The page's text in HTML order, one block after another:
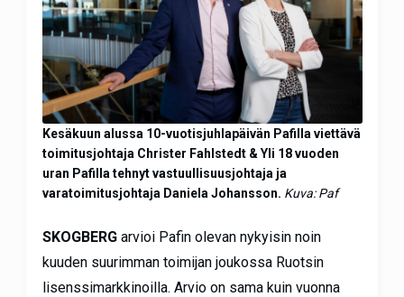
Kesäkuun alussa 10-vuotisjuhlapäivän Pafilla viettävä
toimitusjohtaja Christer Fahlstedt & Yli 18 vuoden
uran Pafilla tehnyt vastuullisuusjohtaja ja
varatoimitusjohtaja Daniela Johansson. Kuva: Paf
SKOGBERGarvioi Pafin olevan nykyisin noin
kuuden suurimman toimijan joukossa Ruotsin
lisenssimarkkinoilla. Arvio on sama kuin vuonna